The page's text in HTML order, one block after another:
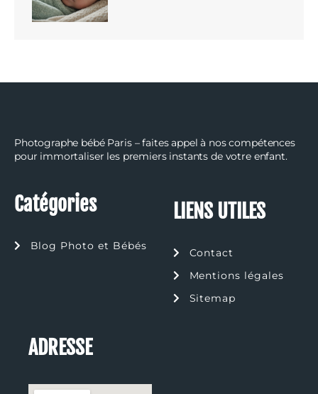
Photographe bébé Paris – faites appel à nos compétences
pour immortaliser les premiers instants de votre enfant.
Catégories
Blog Photo et Bébés
LIENS UTILES
Contact
Mentions légales
Sitemap
ADRESSE